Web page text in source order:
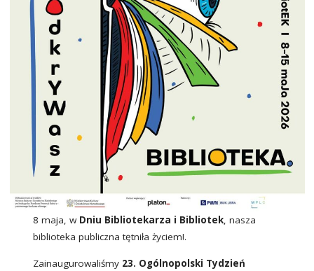
8 maja, w Dniu Bibliotekarza i Bibliotek, nasza
biblioteka publiczna tętniła życiem!.
Zain­augu­rowa­liśm­y 23. Ogólnopolski Tydzień